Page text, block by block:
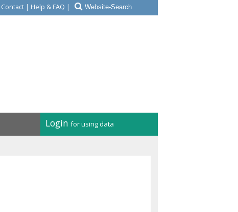
Contact | Help & FAQ |
Login for using data